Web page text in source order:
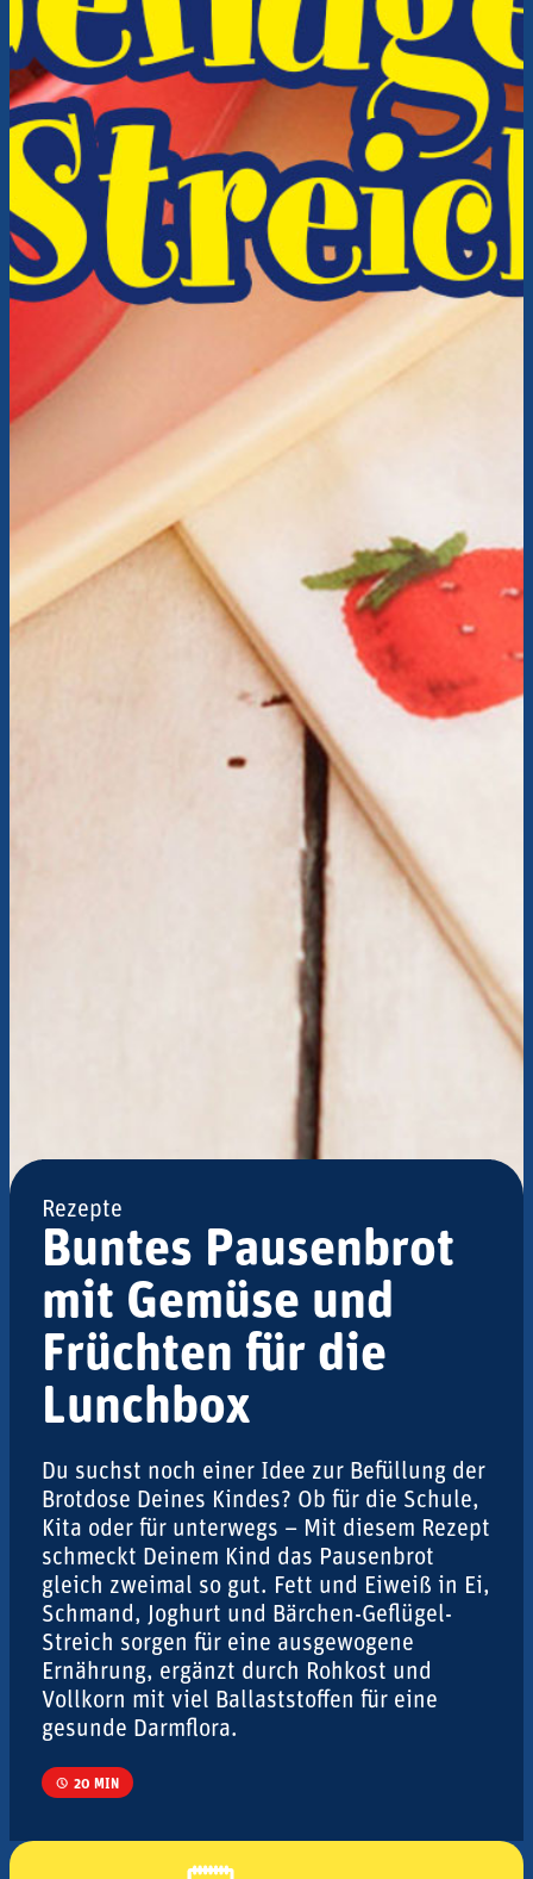
Rezepte
Buntes Pausenbrot
mit Gemüse und
Früchten für die
Lunchbox
Du suchst noch einer Idee zur Befüllung der
Brotdose Deines Kindes? Ob für die Schule,
Kita oder für unterwegs – Mit diesem Rezept
schmeckt Deinem Kind das Pausenbrot
gleich zweimal so gut. Fett und Eiweiß in Ei,
Schmand, Joghurt und Bärchen-Geflügel-
Streich sorgen für eine ausgewogene
Ernährung, ergänzt durch Rohkost und
Vollkorn mit viel Ballaststoffen für eine
gesunde Darmflora.
20 MIN